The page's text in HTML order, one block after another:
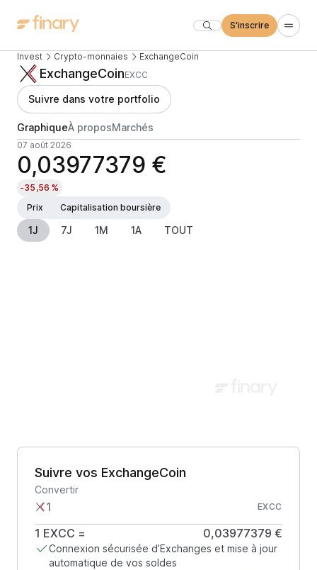
S'inscrire
Invest Crypto-monnaies ExchangeCoin
ExchangeCoinEXCC
Suivre dans votre portfolio
GraphiqueÀ proposMarchés
07 août 2026
0,03977379 €
-35,56 %
Prix
Capitalisation boursière
1J 7J 1M 1A TOUT
Suivre vos ExchangeCoin
Convertir
EXCC
1 EXCC = 0,03977379 €
Connexion sécurisée d’Exchanges et mise à jour
automatique de vos soldes